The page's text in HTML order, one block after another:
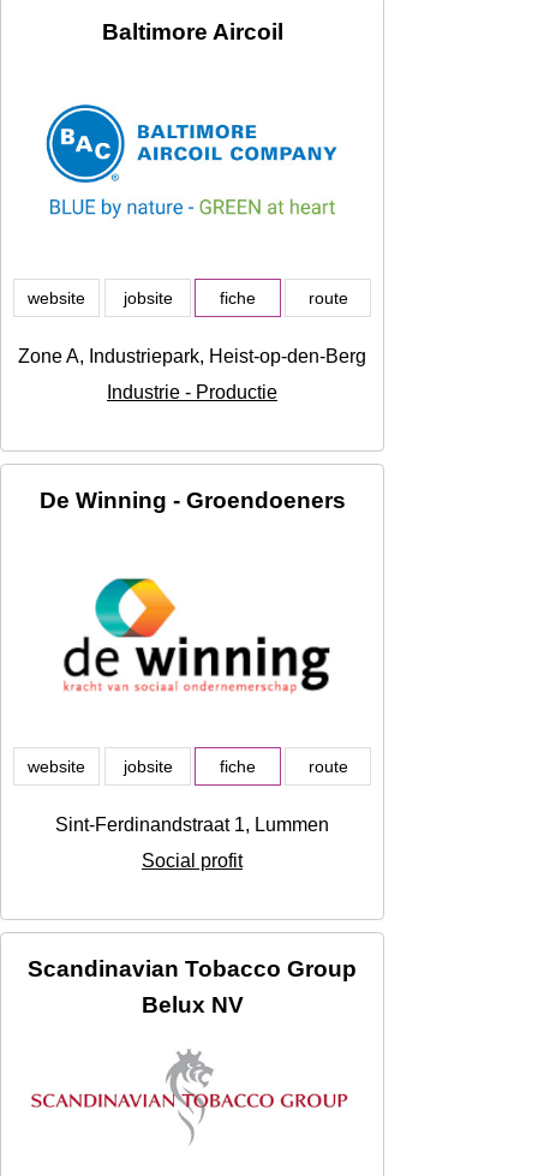
Baltimore Aircoil
website jobsite fiche route
Zone A, Industriepark, Heist-op-den-Berg
Industrie - Productie
De Winning - Groendoeners
website jobsite fiche route
Sint-Ferdinandstraat 1, Lummen
Social profit
Scandinavian Tobacco Group
Belux NV